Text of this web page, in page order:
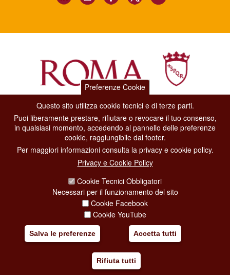
Dipartimento Grandi Eventi, Sport, Turismo e Moda.
Via di San Basilio, 51
00187 Roma
CONTACT CENTER TEL. 06 06 08
CONTATTA LA REDAZIONE
SOCIAL MEDIA POLICY
COPYRIGHT
Preferenze Cookie
Questo sito utilizza cookie tecnici e di terze parti.
Puoi liberamente prestare, rifiutare o revocare il tuo consenso,
in qualsiasi momento, accedendo al pannello delle preferenze
cookie, raggiungibile dal footer.
Per maggiori informazioni consulta la privacy e cookie policy.
Privacy e Cookie Policy
Cookie Tecnici Obbligatori
Necessari per il funzionamento del sito
Cookie Facebook
Cookie YouTube
Salva le preferenze Accetta tutti
Rifiuta tutti